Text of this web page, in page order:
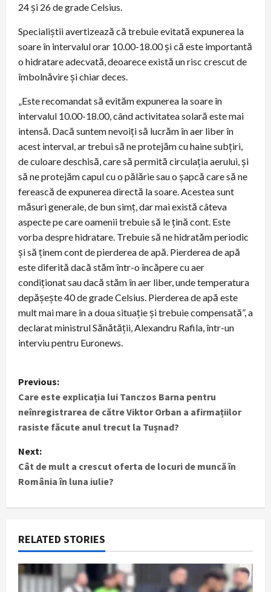
24 și 26 de grade Celsius.
Specialiștii avertizează că trebuie evitată expunerea la
soare în intervalul orar 10.00-18.00 și că este importantă
o hidratare adecvată, deoarece există un risc crescut de
îmbolnăvire și chiar deces.
„Este recomandat să evităm expunerea la soare în
intervalul 10.00-18.00, când activitatea solară este mai
intensă. Dacă suntem nevoiți să lucrăm în aer liber în
acest interval, ar trebui să ne protejăm cu haine subțiri,
de culoare deschisă, care să permită circulația aerului, și
să ne protejăm capul cu o pălărie sau o șapcă care să ne
ferească de expunerea directă la soare. Acestea sunt
măsuri generale, de bun simț, dar mai există câteva
aspecte pe care oamenii trebuie să le țină cont. Este
vorba despre hidratare. Trebuie să ne hidratăm periodic
și să ținem cont de pierderea de apă. Pierderea de apă
este diferită dacă stăm într-o încăpere cu aer
condiționat sau dacă stăm în aer liber, unde temperatura
depășește 40 de grade Celsius. Pierderea de apă este
mult mai mare în a doua situație și trebuie compensată”, a
declarat ministrul Sănătății, Alexandru Rafila, într-un
interviu pentru Euronews.
P
o
s
t
n
a
v
i
g
Previous:
Care este explicația lui Tanczos Barna pentru
neînregistrarea de către Viktor Orban a afirmațiilor
rasiste făcute anul trecut la Tușnad?
Next:
Cât de mult a crescut oferta de locuri de muncă în
România în luna iulie?
RELATED STORIES